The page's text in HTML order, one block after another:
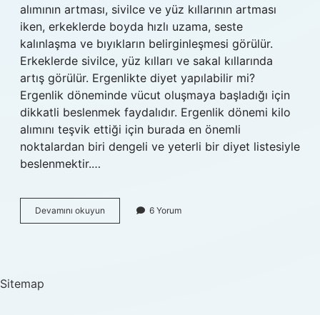
alımının artması, sivilce ve yüz kıllarının artması
iken, erkeklerde boyda hızlı uzama, seste
kalınlaşma ve bıyıkların belirginleşmesi görülür.
Erkeklerde sivilce, yüz kılları ve sakal kıllarında
artış görülür. Ergenlikte diyet yapılabilir mi?
Ergenlik döneminde vücut oluşmaya başladığı için
dikkatli beslenmek faydalıdır. Ergenlik dönemi kilo
alımını teşvik ettiği için burada en önemli
noktalardan biri dengeli ve yeterli bir diyet listesiyle
beslenmektir.…
Devamını okuyun
Döneminde
6 Yorum
Sitemap